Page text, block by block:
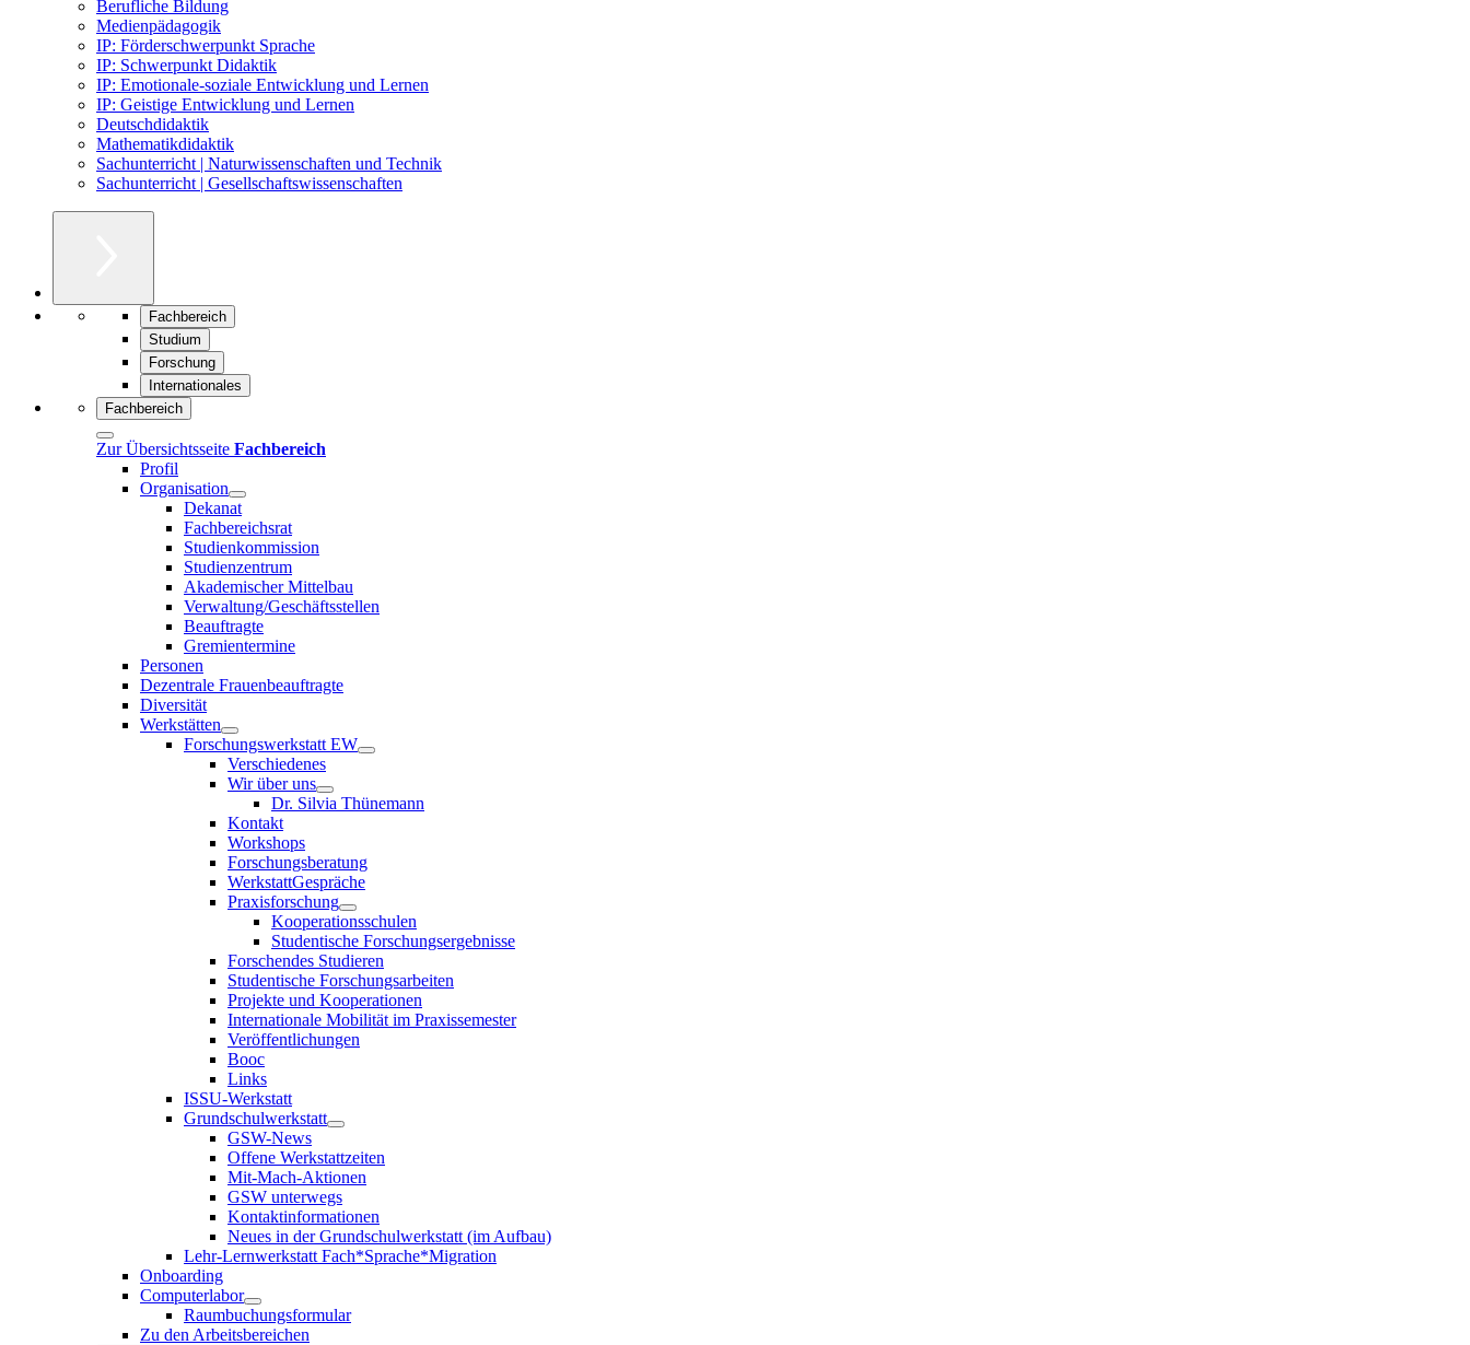
Berufliche Bildung
Medienpädagogik
IP: Förderschwerpunkt Sprache
IP: Schwerpunkt Didaktik
IP: Emotionale-soziale Entwicklung und Lernen
IP: Geistige Entwicklung und Lernen
Deutschdidaktik
Mathematikdidaktik
Sachunterricht | Naturwissenschaften und Technik
Sachunterricht | Gesellschaftswissenschaften
Fachbereich
Studium
Forschung
Internationales
Fachbereich
Zur Übersichtsseite Fachbereich
Profil
Organisation
Dekanat
Fachbereichsrat
Studienkommission
Studienzentrum
Akademischer Mittelbau
Verwaltung/Geschäftsstellen
Beauftragte
Gremientermine
Personen
Dezentrale Frauenbeauftragte
Diversität
Werkstätten
Forschungswerkstatt EW
Verschiedenes
Wir über uns
Dr. Silvia Thünemann
Kontakt
Workshops
Forschungsberatung
WerkstattGespräche
Praxisforschung
Kooperationsschulen
Studentische Forschungsergebnisse
Forschendes Studieren
Studentische Forschungsarbeiten
Projekte und Kooperationen
Internationale Mobilität im Praxissemester
Veröffentlichungen
Booc
Links
ISSU-Werkstatt
Grundschulwerkstatt
GSW-News
Offene Werkstattzeiten
Mit-Mach-Aktionen
GSW unterwegs
Kontaktinformationen
Neues in der Grundschulwerkstatt (im Aufbau)
Lehr-Lernwerkstatt Fach*Sprache*Migration
Onboarding
Computerlabor
Raumbuchungsformular
Zu den Arbeitsbereichen